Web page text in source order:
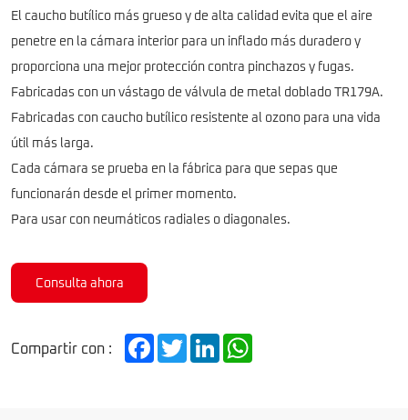
El caucho butílico más grueso y de alta calidad evita que el aire
penetre en la cámara interior para un inflado más duradero y
proporciona una mejor protección contra pinchazos y fugas.
Fabricadas con un vástago de válvula de metal doblado TR179A.
Fabricadas con caucho butílico resistente al ozono para una vida
útil más larga.
Cada cámara se prueba en la fábrica para que sepas que
funcionarán desde el primer momento.
Para usar con neumáticos radiales o diagonales.
Consulta ahora
Compartir con : FacebookTwitterLinkedIn